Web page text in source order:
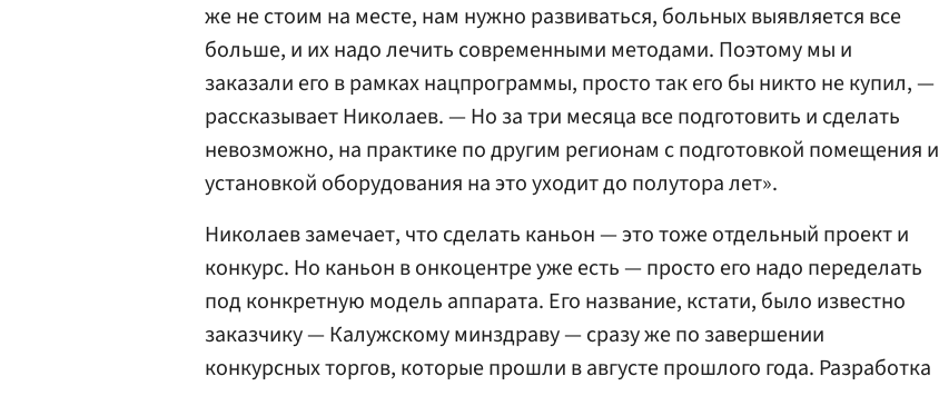
же не стоим на месте, нам нужно развиваться, больных выявляется все
больше, и их надо лечить современными методами. Поэтому мы и
заказали его в рамках нацпрограммы, просто так его бы никто не купил, —
рассказывает Николаев. — Но за три месяца все подготовить и сделать
невозможно, на практике по другим регионам с подготовкой помещения и
установкой оборудования на это уходит до полутора лет».
Николаев замечает, что сделать каньон — это тоже отдельный проект и
конкурс. Но каньон в онкоцентре уже есть — просто его надо переделать
под конкретную модель аппарата. Его название, кстати, было известно
заказчику — Калужскому минздраву — сразу же по завершении
конкурсных торгов, которые прошли в августе прошлого года. Разработка